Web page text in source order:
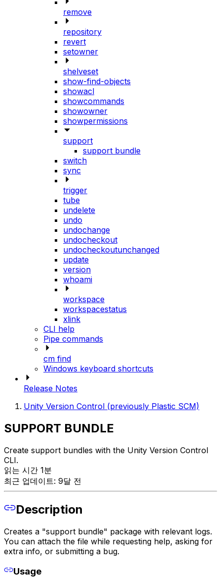
remove
repository
revert
setowner
shelveset
show-find-objects
showacl
showcommands
showowner
showpermissions
support
support bundle
switch
sync
trigger
tube
undelete
undo
undochange
undocheckout
undocheckoutunchanged
update
version
whoami
workspace
workspacestatus
xlink
CLI help
Pipe commands
cm find
Windows keyboard shortcuts
Release Notes
Unity Version Control (previously Plastic SCM)
SUPPORT BUNDLE
Create support bundles with the Unity Version Control
CLI.
읽는 시간 1분
최근 업데이트: 9달 전
Description
Creates a "support bundle" package with relevant logs.
You can attach the file while requesting help, asking for
extra info, or submitting a bug.
Usage